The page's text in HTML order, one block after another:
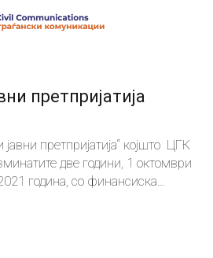
претпријатија
јавни претпријатија“ којшто ЦГК
две години, 1 октомври
година, со финансиска
активности и резултати: -